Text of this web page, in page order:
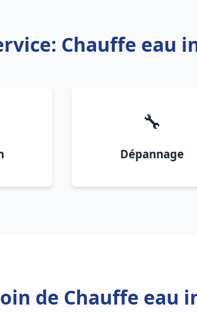
Chauffe eau
🔧
Dépannage
de Chauffe eau